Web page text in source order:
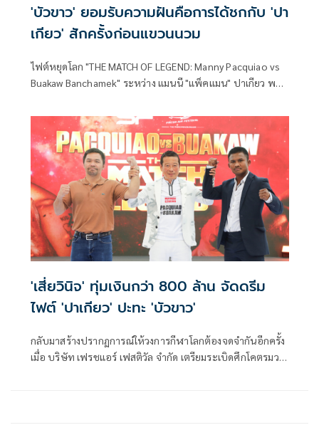
'บัวขาว' ยอมรับความฝันคือการได้ชกกับ 'ปา
เกียว' สักครั้งก่อนแขวนนวม
ไฟต์หยุดโลก "THE MATCH OF LEGEND: Manny Pacquiao vs
Buakaw Banchamek" ระหว่าง แมนนี "แพ็คแมน" ปาเกียว พบ
โดยเมื่อวันที่ 21 กรกฎาคมที่ผ่านมา มีการตั้งโต๊ะแถลงข่าวอย่าง
เป็นทางการ
'เสี่ยวินิจ'​ ทุ่มเงินกว่า 800 ล้าน จัดดรีม
ไฟต์ 'ปาเกียว'​ ปะทะ 'บัวขาว'​
กลับมาสร้างปรากฏการณ์ให้วงการกีฬาโลกต้องจดจำกันอีกครั้ง
เมื่อ บริษัท เฟรชแอร์ เฟสติวัล จำกัด เตรียมระเบิดศึกโคตรมวย